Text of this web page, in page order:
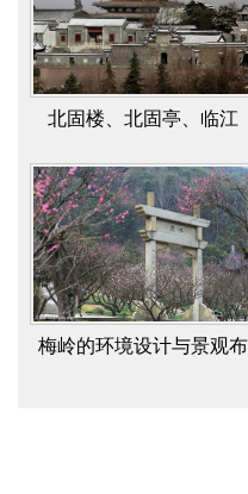
北固楼、北固亭、临江
亭、多景楼辨
梅岭的环境设计与景观布
局